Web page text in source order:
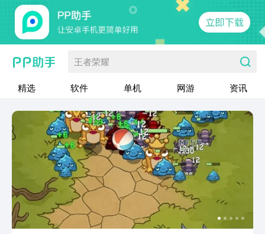
王者荣耀
精选 软件 单机 网游 资讯